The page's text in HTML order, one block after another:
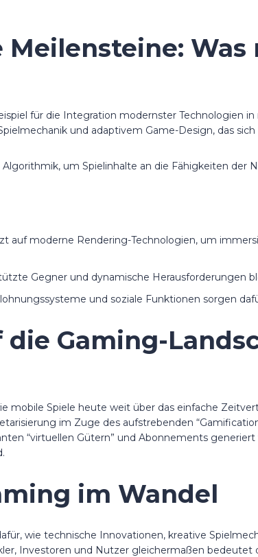
für die Integration modernster Technologien
und adaptivem Game-Design, das
um Spielinhalte an die Fähigkeiten der
auf moderne Rendering-Technologien, um
Gegner und dynamische Herausforderungen
und soziale Funktionen sorgen
die Gaming-
mobile Spiele heute weit über das einfache
im Zuge des aufstrebenden
“virtuellen Gütern” und Abonnements
im Wandel
wie technische Innovationen, kreative
Investoren und Nutzer gleichermaßen